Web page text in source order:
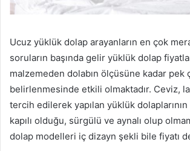
Ucuz yüklük dolap arayanların en çok
soruların başında gelir yüklük dolap
malzemeden dolabın ölçüsüne kadar pek
belirlenmesinde etkili olmaktadır. Ceviz,
tercih edilerek yapılan yüklük
kapılı olduğu, sürgülü ve aynalı olup
dolap modelleri iç dizayn şekli bile fiyatı